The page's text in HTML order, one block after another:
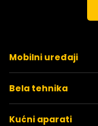
Mobilni uređaji
Bela tehnika
Kućni aparati